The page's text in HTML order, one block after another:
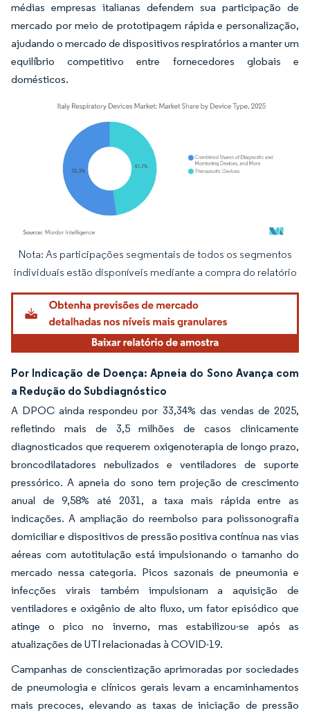
médias empresas italianas defendem sua participação de
mercado por meio de prototipagem rápida e personalização,
ajudando o mercado de dispositivos respiratórios a manter um
equilíbrio competitivo entre fornecedores globais e
domésticos.
Imagem © Mordor Intelligence. O reuso requer atribuição conforme CC BY 4.0.
Nota: As participações segmentais de todos os segmentos
individuais estão disponíveis mediante a compra do relatório
Por Indicação de Doença: Apneia do Sono Avança com
a Redução do Subdiagnóstico
A DPOC ainda respondeu por 33,34% das vendas de 2025,
refletindo mais de 3,5 milhões de casos clinicamente
diagnosticados que requerem oxigenoterapia de longo prazo,
broncodilatadores nebulizados e ventiladores de suporte
pressórico. A apneia do sono tem projeção de crescimento
anual de 9,58% até 2031, a taxa mais rápida entre as
indicações. A ampliação do reembolso para polissonografia
domiciliar e dispositivos de pressão positiva contínua nas vias
aéreas com autotitulação está impulsionando o tamanho do
mercado nessa categoria. Picos sazonais de pneumonia e
infecções virais também impulsionam a aquisição de
ventiladores e oxigênio de alto fluxo, um fator episódico que
atinge o pico no inverno, mas estabilizou-se após as
atualizações de UTI relacionadas à COVID-19.
Campanhas de conscientização aprimoradas por sociedades
de pneumologia e clínicos gerais levam a encaminhamentos
mais precoces, elevando as taxas de iniciação de pressão